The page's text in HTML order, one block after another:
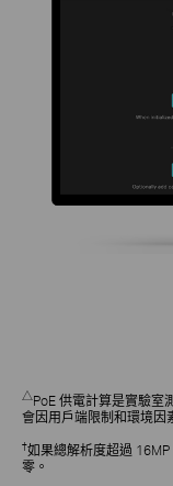
△PoE 供電計算是實驗室
會因用戶端限制和環境因
†如果總解析度超過
零。